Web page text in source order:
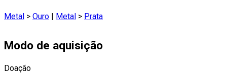
Metal > Ouro | Metal > Prata
Modo de aquisição
Doação